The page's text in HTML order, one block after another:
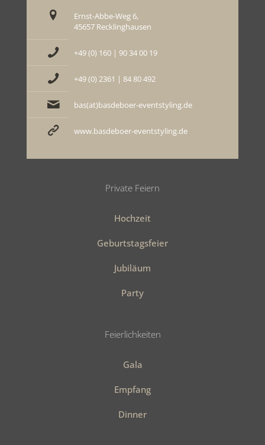
Ernst-Abbe-Weg 6,
45657 Recklinghausen
+49 (0) 160 | 90 34 00 19
+49 (0) 2361 | 84 80 492
bas(at)basdeboer-eventstyling.de
www.basdeboer-eventstyling.de
Private Feiern
Hochzeit
Geburtstagsfeier
Jubiläum
Party
Feierlichkeiten
Gala
Empfang
Dinner